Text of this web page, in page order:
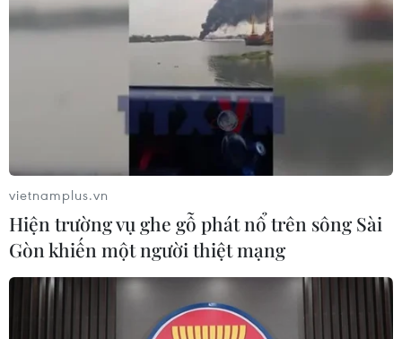
Không đạt được thỏa thuận trong đàm
phán quân sự liên Triều
Bộ Quốc phòng Hàn Quốc chính thức xác nhận đã tiến
hành đàm phán quân sự với Triều Tiên song hai bên
không đạt được thỏa thuận nào.
vietnamplus.vn
Hiện trường vụ ghe gỗ phát nổ trên sông Sài
Gòn khiến một người thiệt mạng